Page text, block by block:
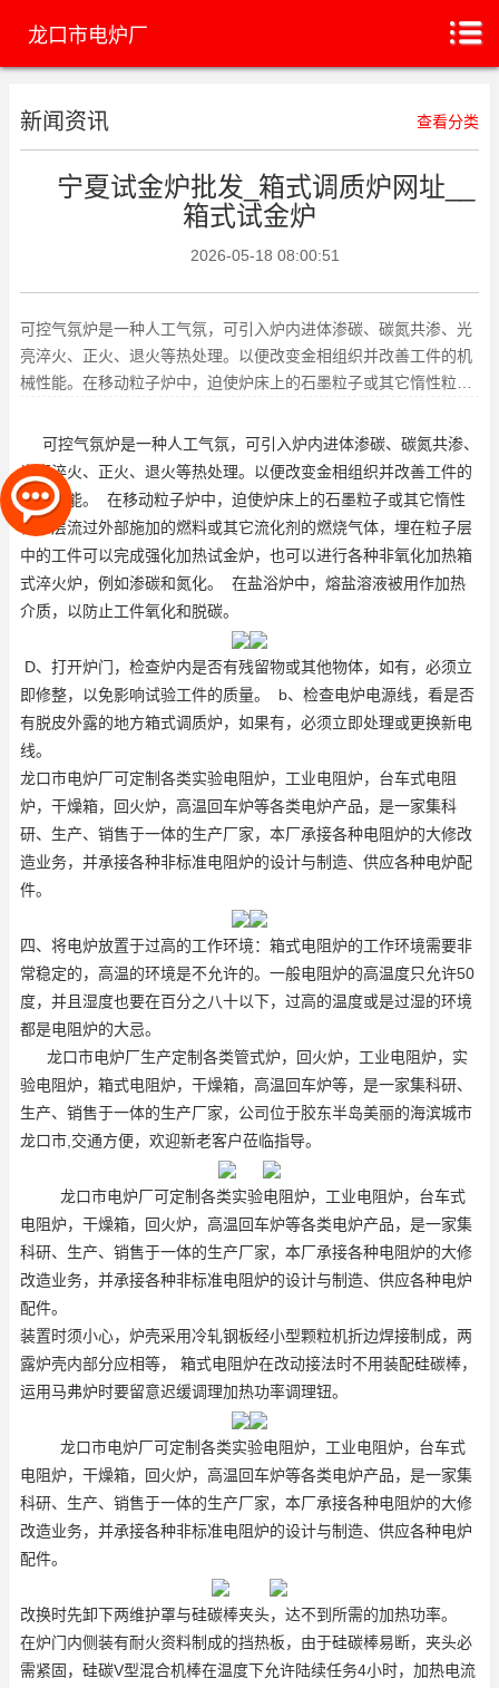
龙口市电炉厂
新闻资讯 查看分类
宁夏试金炉批发_箱式调质炉网址__
箱式试金炉
2026-05-18 08:00:51
可控气氛炉是一种人工气氛，可引入炉内进体渗碳、碳氮共渗、光
亮淬火、正火、退火等热处理。以便改变金相组织并改善工件的机
械性能。在移动粒子炉中，迫使炉床上的石墨粒子或其它惰性粒子
可控气氛炉是一种人工气氛，可引入炉内进体渗碳、碳氮共渗、
光亮淬火、正火、退火等热处理。以便改变金相组织并改善工件的
机械性能。 在移动粒子炉中，迫使炉床上的石墨粒子或其它惰性
粒子层流过外部施加的燃料或其它流化剂的燃烧气体，埋在粒子层
中的工件可以完成强化加热试金炉，也可以进行各种非氧化加热箱
式淬火炉，例如渗碳和氮化。 在盐浴炉中，熔盐溶液被用作加热
介质，以防止工件氧化和脱碳。
D、打开炉门，检查炉内是否有残留物或其他物体，如有，必须立
即修整，以免影响试验工件的质量。 b、检查电炉电源线，看是否
有脱皮外露的地方箱式调质炉，如果有，必须立即处理或更换新电
线。
龙口市电炉厂可定制各类实验电阻炉，工业电阻炉，台车式电阻
炉，干燥箱，回火炉，高温回车炉等各类电炉产品，是一家集科
研、生产、销售于一体的生产厂家，本厂承接各种电阻炉的大修改
造业务，并承接各种非标准电阻炉的设计与制造、供应各种电炉配
件。
四、将电炉放置于过高的工作环境： 箱式电阻炉的工作环境需要非
常稳定的，高温的环境是不允许的。一般电阻炉的高温度只允许50
度，并且湿度也要在百分之八十以下，过高的温度或是过湿的环境
都是电阻炉的大忌。
龙口市电炉厂生产定制各类管式炉，回火炉，工业电阻炉，实
验电阻炉，箱式电阻炉，干燥箱，高温回车炉等，是一家集科研、
生产、销售于一体的生产厂家，公司位于胶东半岛美丽的海滨城市
龙口市,交通方便，欢迎新老客户莅临指导。
龙口市电炉厂可定制各类实验电阻炉，工业电阻炉，台车式
电阻炉，干燥箱，回火炉，高温回车炉等各类电炉产品，是一家集
科研、生产、销售于一体的生产厂家，本厂承接各种电阻炉的大修
改造业务，并承接各种非标准电阻炉的设计与制造、供应各种电炉
配件。
装置时须小心，炉壳采用冷轧钢板经小型颗粒机折边焊接制成，两
露炉壳内部分应相等， 箱式电阻炉在改动接法时不用装配硅碳棒，
运用马弗炉时要留意迟缓调理加热功率调理钮。
龙口市电炉厂可定制各类实验电阻炉，工业电阻炉，台车式
电阻炉，干燥箱，回火炉，高温回车炉等各类电炉产品，是一家集
科研、生产、销售于一体的生产厂家，本厂承接各种电阻炉的大修
改造业务，并承接各种非标准电阻炉的设计与制造、供应各种电炉
配件。
改换时先卸下两维护罩与硅碳棒夹头，达不到所需的加热功率。
在炉门内侧装有耐火资料制成的挡热板，由于硅碳棒易断，夹头必
需紧固，硅碳V型混合机棒在温度下允许陆续任务4小时，加热电流